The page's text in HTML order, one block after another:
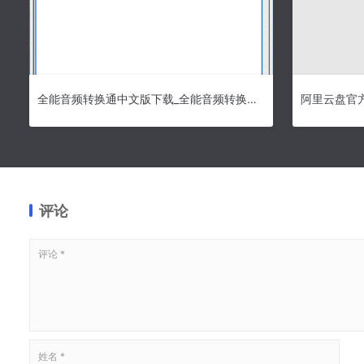
全能音频转换通中文版下载_全能音频转换通电脑版下载
评论